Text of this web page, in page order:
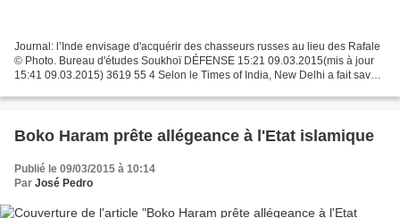
Journal: l’Inde envisage d'acquérir des chasseurs russes au lieu des Rafale
© Photo. Bureau d'études Soukhoï DÉFENSE 15:21 09.03.2015(mis à jour
15:41 09.03.2015) 3619 55 4 Selon le Times of India, New Delhi a fait savoir
Boko Haram prête allégeance à l'Etat islamique
Publié le 09/03/2015 à 10:14
Par José Pedro